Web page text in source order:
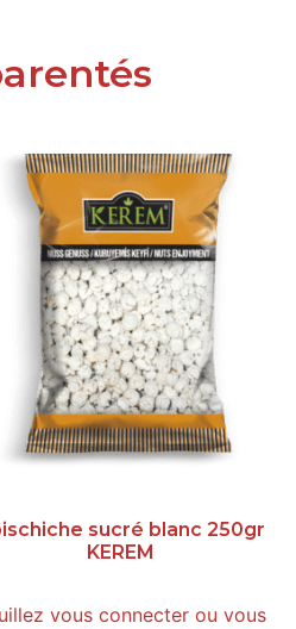
sucré blanc 250gr
KEREM
vous connecter ou vous